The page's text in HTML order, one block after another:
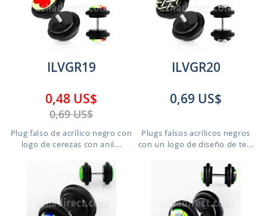
ILVGR19
0,48 US$
0,69 US$
Plug falso de acrílico negro con
logo de cerezas con anil...
ILVGR20
0,69 US$
Plugs falsos acrílicos negros
con un logo de diseño de te...